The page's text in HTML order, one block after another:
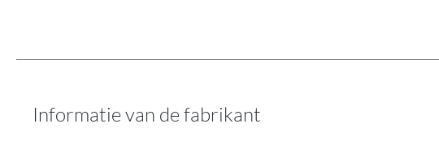
Informatie van de fabrikant